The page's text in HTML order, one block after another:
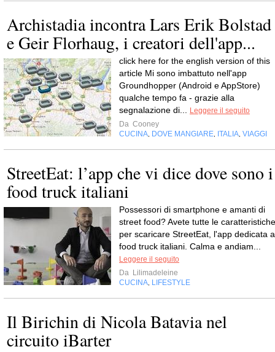
Archistadia incontra Lars Erik Bolstad
e Geir Florhaug, i creatori dell'app...
click here for the english version of this
article Mi sono imbattuto nell'app
Groundhopper (Android e AppStore)
qualche tempo fa - grazie alla
segnalazione di...
Leggere il seguito
Da Cooney
CUCINA DOVE MANGIARE ITALIA VIAGGI
StreetEat: l’app che vi dice dove sono i
food truck italiani
Possessori di smartphone e amanti di
street food? Avete tutte le caratteristiche
per scaricare StreetEat, l'app dedicata
food truck italiani. Calma e andiam...
Leggere il seguito
Da Lilimadeleine
CUCINA LIFESTYLE
Il Birichin di Nicola Batavia nel
circuito iBarter